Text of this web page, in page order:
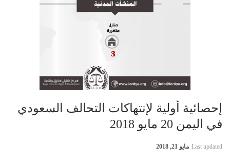
إحصائية أولية لإنتهاكات التحالف السعودي
في اليمن 20 مايو 2018
Last updated مايو 21, 2018